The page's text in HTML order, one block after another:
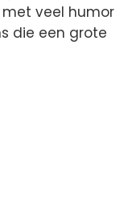
met veel humor
die een grote